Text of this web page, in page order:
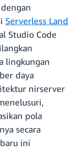
Serverless Land
Studio Code
lingkungan
daya
nirserver
pola
secara
ini